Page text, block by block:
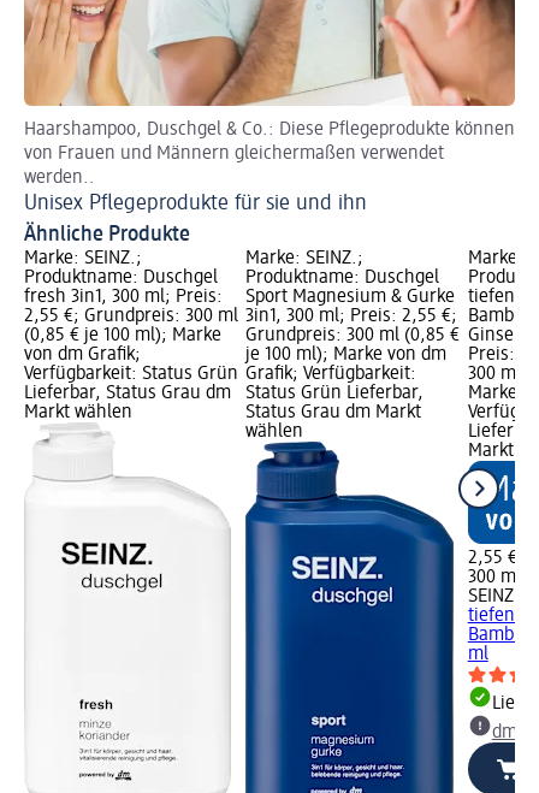
Haarshampoo, Duschgel & Co.: Diese Pflegeprodukte können
von Frauen und Männern gleichermaßen verwendet
werden..
Unisex Pflegeprodukte für sie und ihn
Ähnliche Produkte
Marke: SEINZ.;
Produktname: Duschgel
fresh 3in1, 300 ml; Preis:
2,55 €; Grundpreis: 300 ml
(0,85 € je 100 ml); Marke
von dm Grafik;
Verfügbarkeit: Status Grün
Lieferbar, Status Grau dm
Markt wählen
Marke: SEINZ.;
Produktname: Duschgel
Sport Magnesium & Gurke
3in1, 300 ml; Preis: 2,55 €;
Grundpreis: 300 ml (0,85 €
je 100 ml); Marke von dm
Grafik; Verfügbarkeit:
Status Grün Lieferbar,
Status Grau dm Markt
wählen
Marke:
Ginseng
Preis:
300 ml
Marke
Markt
2,55 €
300 ml
SEINZ.
ml
dm